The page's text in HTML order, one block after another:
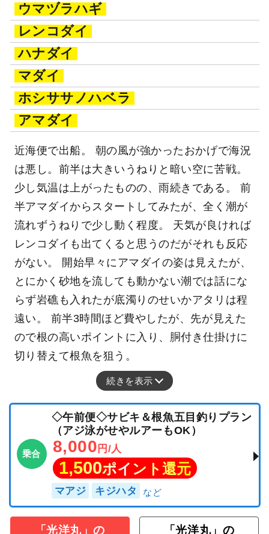
ウマヅラハギ
レンコダイ
ハナダイ
マダイ
ホシササノハベラ
アマダイ
近海便で出船。 朝の風が強かったおかげで海況
は悪し。前半は大きいうねりと暗い空に苦戦。
少し気温は上がったものの、雨続きである。 前
半アマダイからスタートしてみたが、全く潮が
流れずうねりで少し動く程度。 天気が良ければ
レンコダイも出てくると思うのだがそれも反応
がない。 開始早々にアマダイの姿は見えたが、
とにかく砂地を流しても動かない潮では話にな
らず岩礁も入れたが底濁りのせいかアタリは程
遠い。 前半3時間ほど費やしたが、先が見えた
ので根の高いポイントに入り、胴付き仕掛けに
切り替えて根魚を狙う。
続きを表示
乗合
◇午前便◇サビキ＆根魚五目釣りプラン
（アジ泳がせやルアーもOK）
8,000 円/人
1,500ポイント還元
マアジ キジハタ
「光洋丸」の 「光洋丸」の